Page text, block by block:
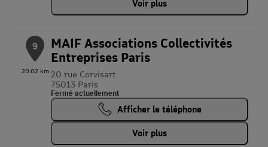
Voir plus
9
20.02 km
MAIF Associations Collectivités
Entreprises Paris
20 rue Corvisart
75013 Paris
Fermé actuellement
Afficher le téléphone
Voir plus